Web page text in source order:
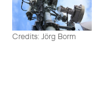
Credits: Jörg Borm